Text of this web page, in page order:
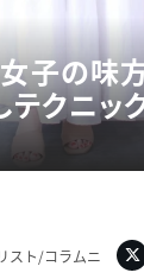
子の味
テクニッ
スト/コラムニ